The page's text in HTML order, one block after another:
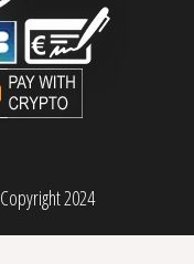
Copyright 2024